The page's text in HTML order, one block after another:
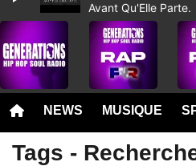
NEWS MUSIQUE
Tags -
Avant Qu'Elle Parte.